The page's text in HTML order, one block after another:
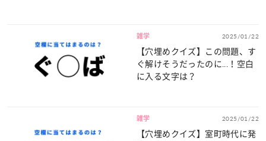
雑学 2025/01/22
【穴埋めクイズ】この問題、す
ぐ解けそうだったのに...！空白
に入る文字は？
雑学 2025/01/22
【穴埋めクイズ】室町時代に発